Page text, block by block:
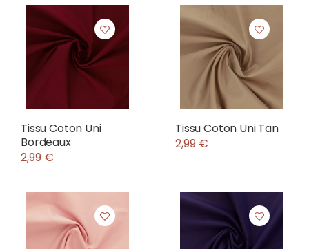
Tissu Coton Uni
Bordeaux
2,99 €
Tissu Coton Uni Tan
2,99 €